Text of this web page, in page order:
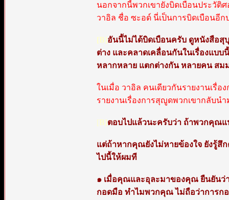
นอกจากนี้พวกเขายังบิดเบือนประวัติ
วาอิล ชื่อ ซะอด์ นี่เป็นการบิดเบือนอีก
[B]อันนี้ไม่ได้บิดเบือนครับ ดูหนังสือสุ
ต่าง และคลาดเคลื่อนกันในเรื่องแบบ
หลากหลาย แตกต่างกัน หลายคน สม
ในเมื่อ วาอิล คนเดียวกันรายงานเรื่
รายงานเรื่องการสุญูดพวกเขากลับน
[B]ตอบไปแล้วนะครับว่า ถ้าพวกคุณแ
แต่ถ้าหากคุณยังไม่หายข้องใจ ยังรู้สึ
ไปนี้ให้ผมที
๑ เมื่อคุณและอุละมาของคุณ ยืนยันว่
กอดมือ ทำไมพวกคุณ ไม่ถือว่าการก